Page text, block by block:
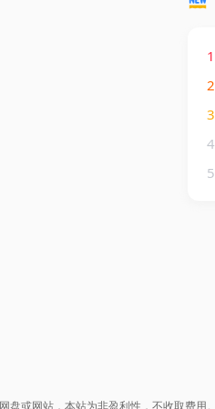
1
2
3
4
5
或网站，本站为非盈利性，不收取费用。